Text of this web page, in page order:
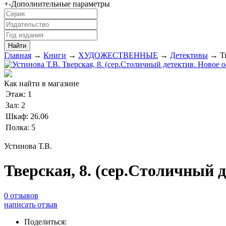
+-Дополнительные параметры
Главная → Книги → ХУДОЖЕСТВЕННЫЕ → Детективы →
Как найти в магазине
Этаж: 1
Зал: 2
Шкаф: 26.06
Полка: 5
Устинова Т.В.
Тверская, 8. (сер.Столичный
0 отзывов
написать отзыв
Поделиться: